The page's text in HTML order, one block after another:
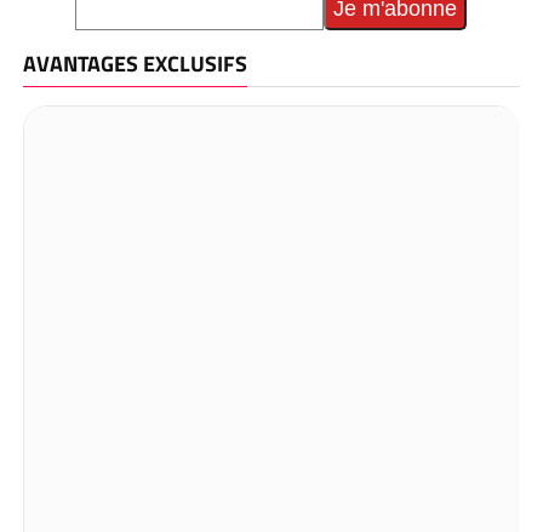
AVANTAGES EXCLUSIFS